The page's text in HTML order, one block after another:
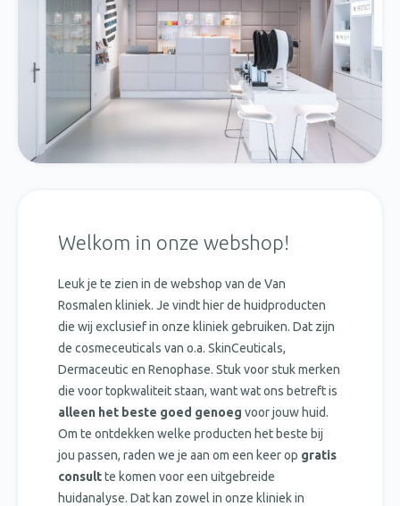
Welkom in onze webshop!
Leuk je te zien in de webshop van de Van
Rosmalen kliniek. Je vindt hier de huidproducten
die wij exclusief in onze kliniek gebruiken. Dat zijn
de cosmeceuticals van o.a. SkinCeuticals,
Dermaceutic en Renophase. Stuk voor stuk merken
die voor topkwaliteit staan, want wat ons betreft is
alleen het beste goed genoeg voor jouw huid.
Om te ontdekken welke producten het beste bij
jou passen, raden we je aan om een keer op gratis
consultte komen voor een uitgebreide
huidanalyse. Dat kan zowel in onze kliniek in